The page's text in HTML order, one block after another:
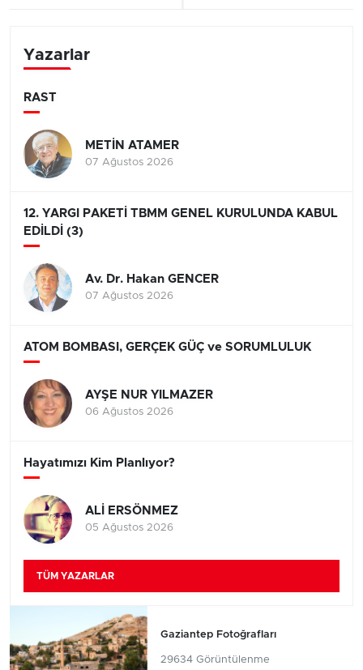
Yazarlar
RAST
METİN ATAMER
07 Ağustos 2026
12. YARGI PAKETİ TBMM GENEL KURULUNDA KABUL
EDİLDİ (3)
Av. Dr. Hakan GENCER
07 Ağustos 2026
ATOM BOMBASI, GERÇEK GÜÇ ve SORUMLULUK
AYŞE NUR YILMAZER
06 Ağustos 2026
Hayatımızı Kim Planlıyor?
ALİ ERSÖNMEZ
05 Ağustos 2026
TÜM YAZARLAR
Gaziantep Fotoğrafları
29634 Görüntülenme